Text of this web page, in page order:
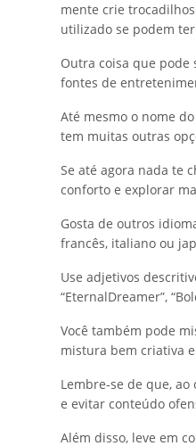
mente crie
utilizado se podem
Outra coisa que
fontes de
Até mesmo o nome
tem muitas outras
Se até agora nada te
conforto e explorar
Gosta de outros
francês, italiano ou
Use adjetivos
“EternalDreamer”,
Você também pode
mistura bem criativa
Lembre-se de que,
e evitar conteúdo
Além disso, leve em